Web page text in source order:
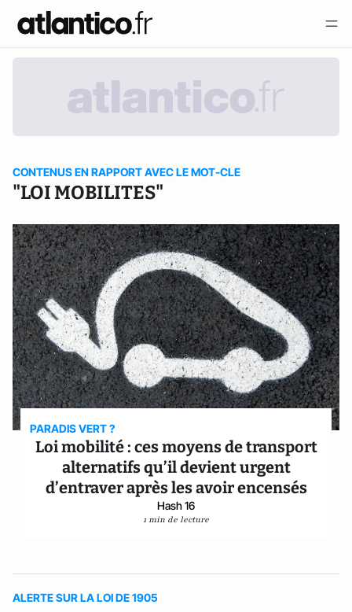
CONTENUS EN RAPPORT AVEC LE MOT-CLE
"LOI MOBILITES"
PARADIS VERT ?
Loi mobilité : ces moyens de transport
alternatifs qu’il devient urgent
d’entraver après les avoir encensés
Hash 16
1 min de lecture
ALERTE SUR LA LOI DE 1905